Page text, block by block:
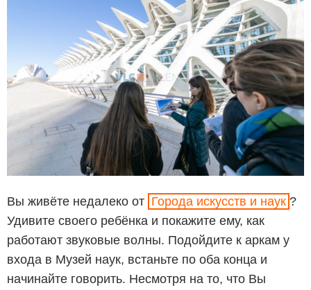
Вы живёте недалеко от Города искусств и наук ?
Удивите своего ребёнка и покажите ему, как
работают звуковые волны. Подойдите к аркам у
входа в Музей наук, встаньте по оба конца и
начинайте говорить. Несмотря на то, что Вы